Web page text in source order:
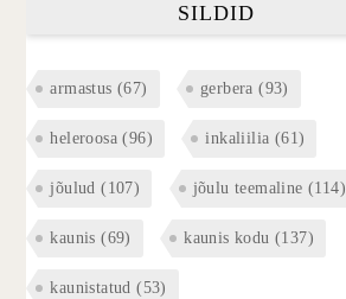
SILDID
armastus (67) gerbera (93)
heleroosa (96) inkaliilia (61)
jõulud (107) jõulu teemaline (114)
kaunis (69) kaunis kodu (137)
kaunistatud (53)